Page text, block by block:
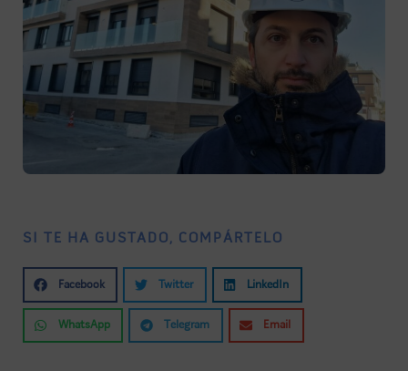
SI TE HA GUSTADO, COMPÁRTELO
Facebook Twitter LinkedIn
WhatsApp Telegram Email